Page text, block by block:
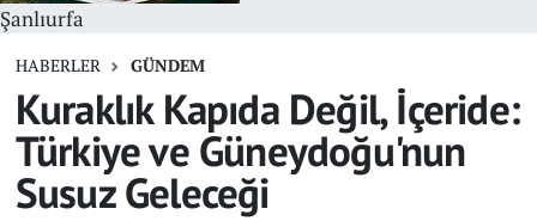
Şanlıurfa
HABERLER GÜNDEM
Kuraklık Kapıda Değil, İçeride:
Türkiye ve Güneydoğu'nun
Susuz Geleceği